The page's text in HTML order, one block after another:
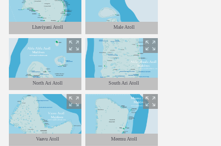
Lhaviyani Atoll Male Atoll
North Ari Atoll South Ari Atoll
Vaavu Atoll Meemu Atoll